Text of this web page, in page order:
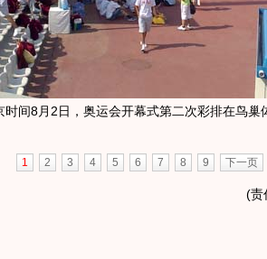
间8月2日，奥运会开幕式第二次彩排在鸟巢
1 2 3 4 5 6 7 8 9 下一页
(责